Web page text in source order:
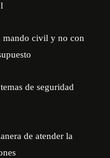
mando civil y no con
de seguridad
de atender la